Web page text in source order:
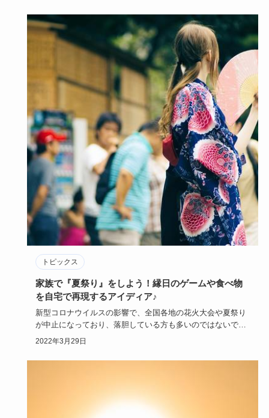
トピックス
家族で『夏祭り』をしよう！縁日のゲームや食べ物
を自宅で再現するアイディア♪
新型コロナウイルスの影響で、全国各地の花火大会や夏祭り
が中止になっており、落胆している方も多いのではないでし
ょうか？しかし…
2022年3月29日